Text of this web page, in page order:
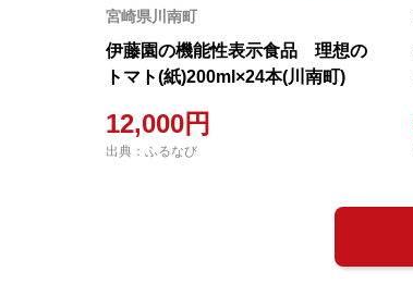
宮崎県川南町
伊藤園の機能性表示食品 理想の
トマト(紙)200ml×24本(川南町)
12,000円
出典：ふるなび